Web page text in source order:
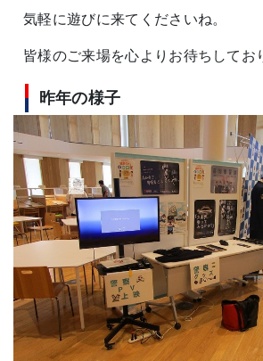
気軽に遊びに来てくださいね。
皆様のご来場を心よりお待ちしてお
昨年の様子